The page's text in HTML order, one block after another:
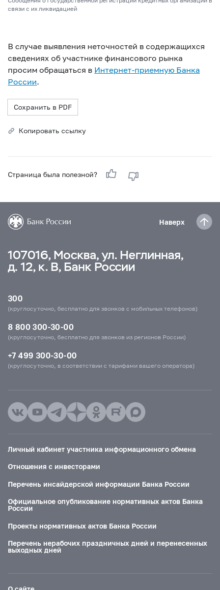
связи с их ликвидацией
В случае выявления неточностей в содержащихся
сведениях об участнике финансового рынка
просим обращаться в Интернет-приемную Банка
России.
Сохранить в PDF
Копировать ссылку
Страница была полезной?
Наверх
107016, Москва, ул. Неглинная,
д. 12, к. В, Банк России
300
(круглосуточно, бесплатно для звонков с мобильных телефонов)
8 800 300-30-00
(круглосуточно, бесплатно для звонков из регионов России)
+7 499 300-30-00
(круглосуточно, в соответствии с тарифами вашего оператора)
Личный кабинет участника информационного обмена
Отношения с инвесторами
Перечень инсайдерской информации Банка России
Официальное опубликование нормативных актов Банка
России
Проекты нормативных актов Банка России
Перечень нерабочих праздничных дней и перенесенных
выходных дней